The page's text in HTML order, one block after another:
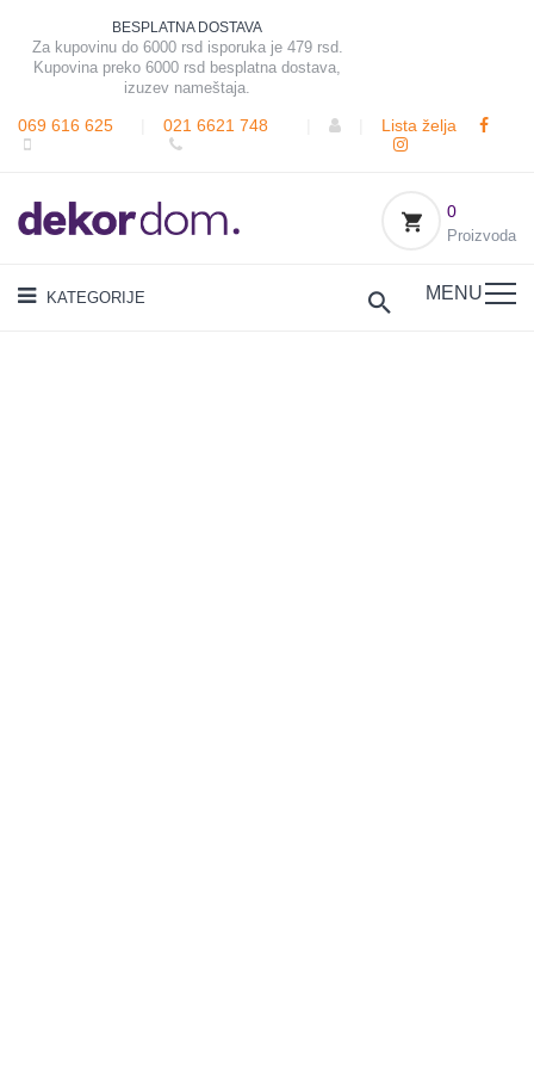
BESPLATNA DOSTAVA
Za kupovinu do 6000 rsd isporuka je 479 rsd.
Kupovina preko 6000 rsd besplatna dostava,
izuzev nameštaja.
069 616 625 021 6621 748 Lista želja
0
Proizvoda
KATEGORIJE MENU